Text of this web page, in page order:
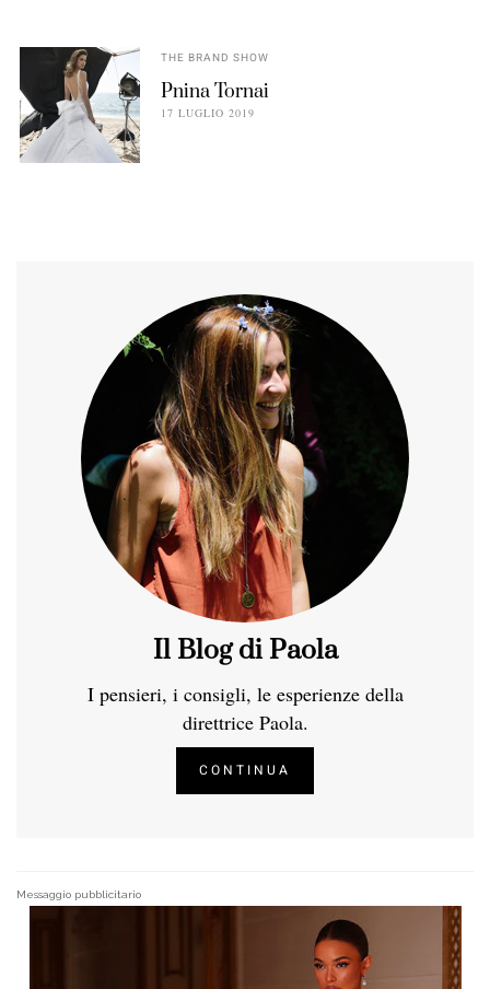
THE BRAND SHOW
Pnina Tornai
17 LUGLIO 2019
Il Blog di Paola
I pensieri, i consigli, le esperienze della
direttrice Paola.
CONTINUA
Messaggio pubblicitario